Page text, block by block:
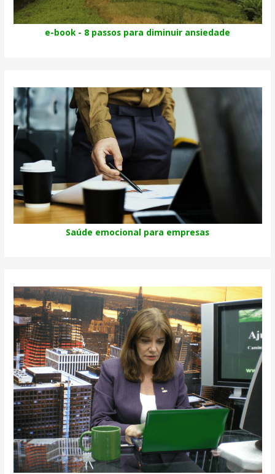
e-book - 8 passos para diminuir ansiedade
Saúde emocional para empresas